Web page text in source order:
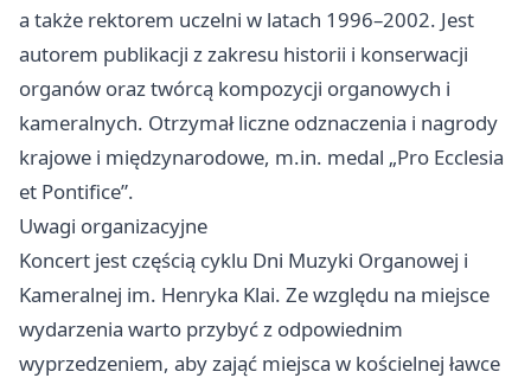
a także rektorem uczelni w latach 1996–2002. Jest
autorem publikacji z zakresu historii i konserwacji
organów oraz twórcą kompozycji organowych i
kameralnych. Otrzymał liczne odznaczenia i nagrody
krajowe i międzynarodowe, m.in. medal „Pro Ecclesia
et Pontifice”.
Uwagi organizacyjne
Koncert jest częścią cyklu Dni Muzyki Organowej i
Kameralnej im. Henryka Klai. Ze względu na miejsce
wydarzenia warto przybyć z odpowiednim
wyprzedzeniem, aby zająć miejsca w kościelnej ławce